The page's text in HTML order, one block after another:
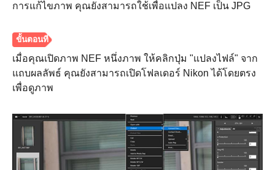
3
การแก้ไขภาพ คุณยังสามารถใช้เพื่อแปลง NEF เป็น JPG
เมื่อคุณเปิดภาพ NEF หนึ่งภาพ ให้คลิกปุ่ม "แปลงไฟล์" จาก
แถบผลลัพธ์ คุณยังสามารถเปิดโฟลเดอร์ Nikon ได้โดยตรง
เพื่อดูภาพ